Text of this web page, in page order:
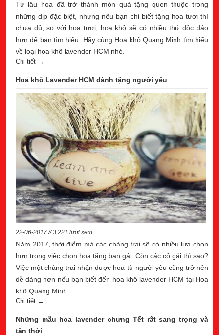
Từ lâu hoa đã trở thành món quà tặng quen thuộc trong
những dịp đặc biệt, nhưng nếu bạn chỉ biết tặng hoa tươi thì
chưa đủ, so với hoa tươi, hoa khô sẽ có nhiều thứ độc đáo
hơn để bạn tìm hiểu. Hãy cùng Hoa khô Quang Minh tìm hiểu
về loại hoa khô lavender HCM nhé.
Chi tiết →
Hoa khô Lavender HCM dành tặng người yêu
22-06-2017 // 3,221 lượt xem
Năm 2017, thời điểm mà các chàng trai sẽ có nhiều lựa chọn
hơn trong việc chọn hoa tặng bạn gái. Còn các cô gái thì sao?
Việc một chàng trai nhận được hoa từ người yêu cũng trở nên
dễ dàng hơn nếu bạn biết đến hoa khô lavender HCM tại Hoa
khô Quang Minh
Chi tiết →
Những mẫu hoa lavender chưng Tết rất sang trọng và
tân thời